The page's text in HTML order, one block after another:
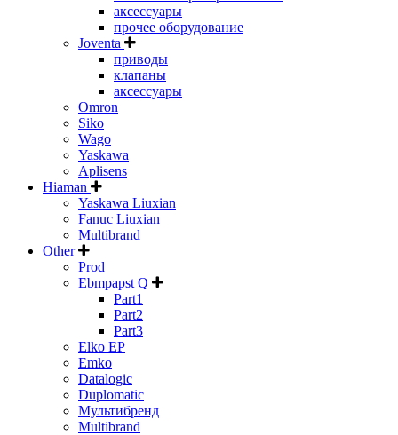
аксессуары
прочее оборудование
Joventa
приводы
клапаны
аксессуары
Omron
Siko
Wago
Yaskawa
Aplisens
Hiaman
Yaskawa Liuxian
Fanuc Liuxian
Multibrand
Other
Prod
Ebmpapst Q
Part1
Part2
Part3
Elko EP
Emko
Datalogic
Duplomatic
Мультибренд
Multibrand